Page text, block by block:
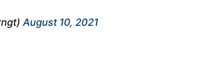
August 10, 2021